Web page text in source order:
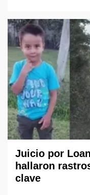
Juicio por
hallaron
clave